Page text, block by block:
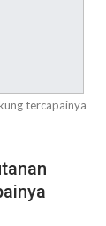
tercapainya